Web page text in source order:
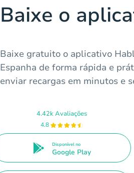
Baixe o
Baixe gratuito o aplicativo
Espanha de forma rápida e
enviar recargas em minutos e
4.42k Avaliações
4.8
Disponível no
Google Play